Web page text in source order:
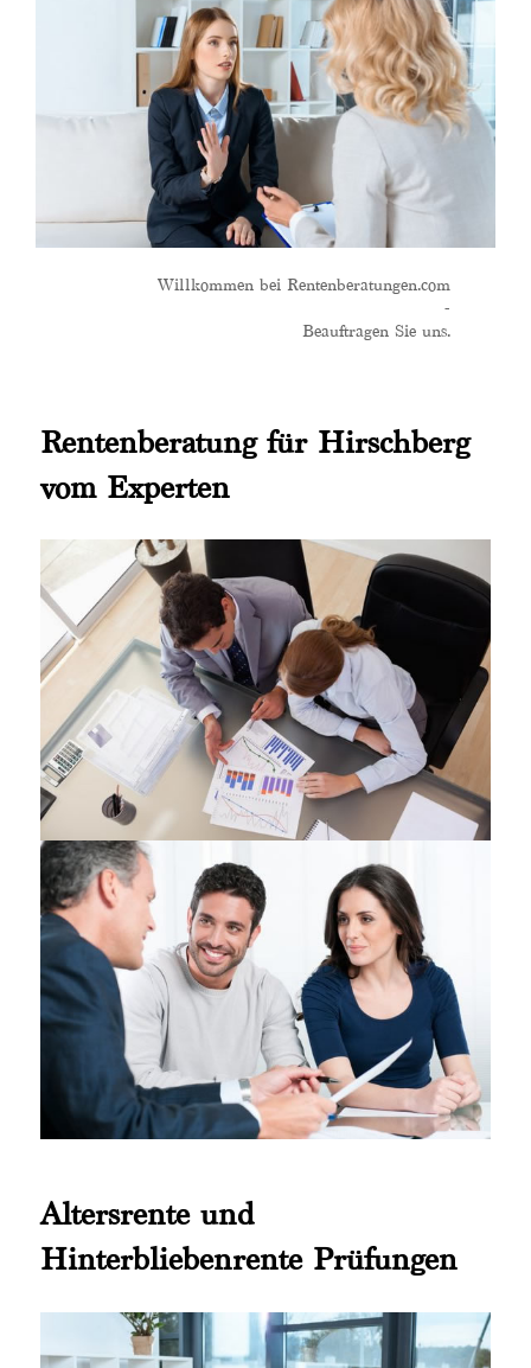
Willkommen bei Rentenberatungen.com
-
Beauftragen Sie uns.
Rentenberatung für Hirschberg
vom Experten
Altersrente und
Hinterbliebenrente Prüfungen